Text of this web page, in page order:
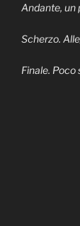
Andante, un
Scherzo.
Finale.